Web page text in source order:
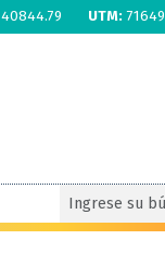
40844.79 UTM: 71649